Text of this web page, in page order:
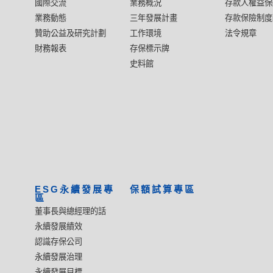
國際交流
業務動態
贊助公益及研究計劃
財務報表
業務概況
三年發展計畫
工作環境
存保標示牌
史料館
存款人權益
存款保險制
法令規章
ESG永續發展專
區
董事長與總經理的話
永續發展績效
認識存保公司
永續發展治理
保額試算專區